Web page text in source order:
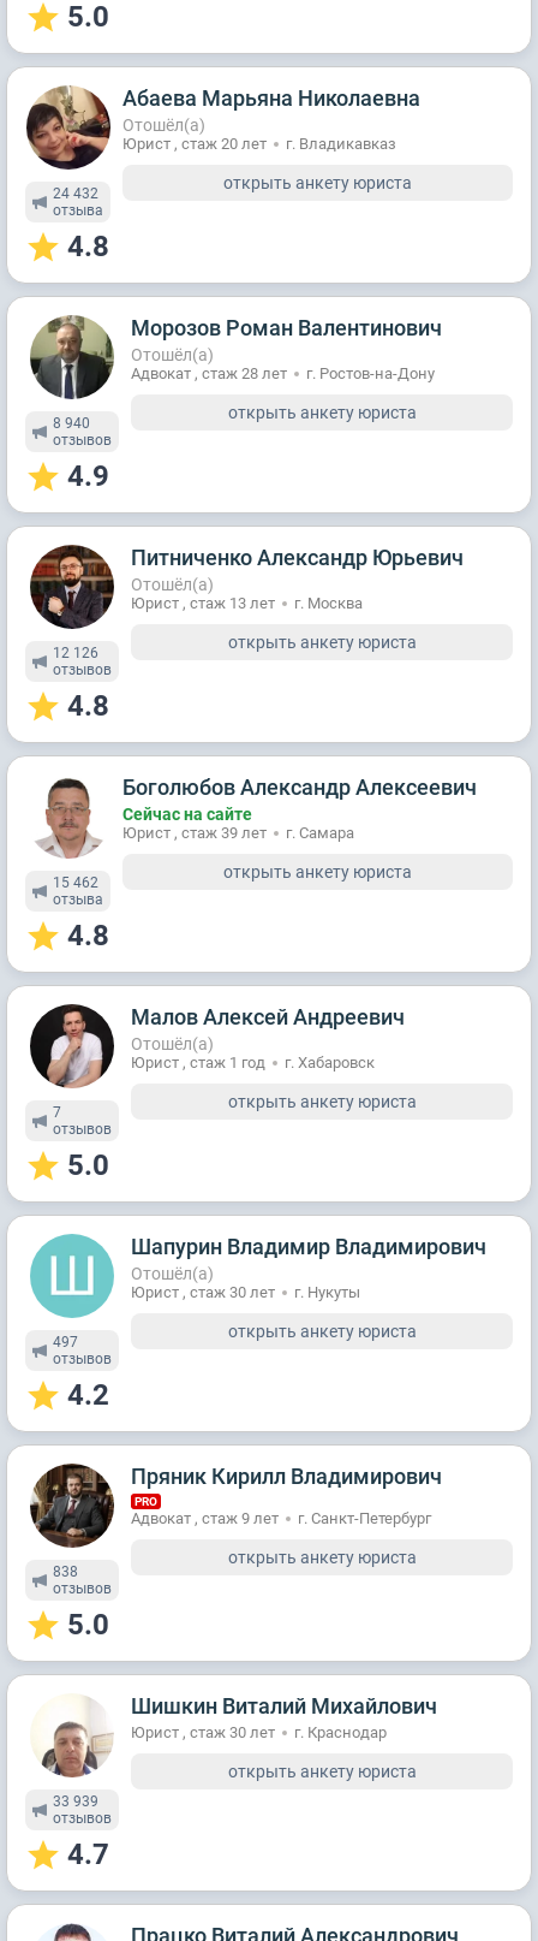
5.0
24 432
отзывa
4.8
Абаева Марьяна Николаевна
Отошёл(а)
Юрист , стаж 20 лет г. Владикавказ
открыть анкету юриста
8 940
отзывов
4.9
Морозов Роман Валентинович
Отошёл(а)
Адвокат , стаж 28 лет г. Ростов-на-Дону
открыть анкету юриста
12 126
отзывов
4.8
Питниченко Александр Юрьевич
Отошёл(а)
Юрист , стаж 13 лет г. Москва
открыть анкету юриста
15 462
отзывa
4.8
Боголюбов Александр Алексеевич
Сейчас на сайте
Юрист , стаж 39 лет г. Самара
открыть анкету юриста
7
отзывов
5.0
Малов Алексей Андреевич
Отошёл(а)
Юрист , стаж 1 год г. Хабаровск
открыть анкету юриста
497
отзывов
4.2
Шапурин Владимир Владимирович
Отошёл(а)
Юрист , стаж 30 лет г. Нукуты
открыть анкету юриста
838
отзывов
5.0
Пряник Кирилл Владимирович
PRO
Адвокат , стаж 9 лет г. Санкт-Петербург
открыть анкету юриста
33 939
отзывов
4.7
Шишкин Виталий Михайлович
Юрист , стаж 30 лет г. Краснодар
открыть анкету юриста
Працко Виталий Александрович